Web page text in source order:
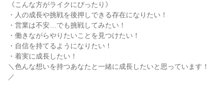
《こんな方がライクにぴったり》
・人の成長や挑戦を後押しできる存在になりたい！
・営業は不安…でも挑戦してみたい！
・働きながらやりたいことを見つけたい！
・自信を持てるようになりたい！
・着実に成長したい！
＼色んな想いを持つあなたと一緒に成長したいと思っています！
／